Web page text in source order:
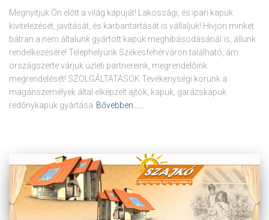
Megnyitjuk Ön előtt a világ kapuját! Lakossági, és ipari kapuk
kivitelezését, javítását, és karbantartását is vállaljuk! Hívjon minket
bátran a nem általunk gyártott kapuk meghibásodásánál is, állunk
rendelkezésére! Telephelyünk Székesfehérváron található, ám
országszerte várjuk üzleti partnereink, megrendelőink
megrendelését! SZOLGÁLTATÁSOK Tevékenységi körünk a
magánszemélyek által elképzelt ajtók, kapuk, garázskapuk
redőnykapuk gyártása Bővebben……